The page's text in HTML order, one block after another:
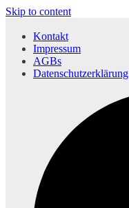
Skip to content
Kontakt
Impressum
AGBs
Datenschutzerklärung